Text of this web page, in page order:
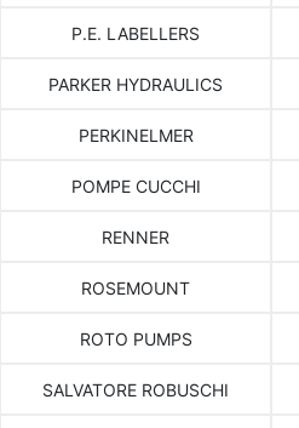
P.E. LABELLERS
PARKER HYDRAULICS
PERKINELMER
POMPE CUCCHI
RENNER
ROSEMOUNT
ROTO PUMPS
SALVATORE ROBUSCHI